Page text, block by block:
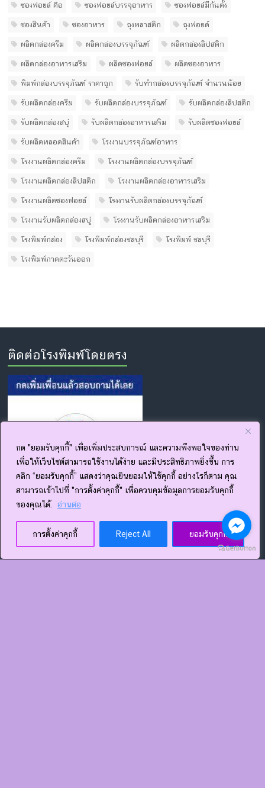
กด "ยอมรับคุกกี้" เพื่อเพิ่มประสบการณ์ และความพึงพอใจของท่าน
เพื่อให้เว็บไซต์สามารถใช้งานได้ง่าย และมีประสิทธิภาพยิ่งขึ้น การ
คลิก “ยอมรับคุกกี้” แสดงว่าคุณยินยอมให้ใช้คุกกี้ อย่างไรก็ตาม คุณ
สามารถเข้าไปที่ "การตั้งค่าคุกกี้" เพื่อควบคุมข้อมูลการยอมรับคุกกี้
ของคุณได้.
อ่านต่อ
การตั้งค่าคุกกี้ Reject All ยอมรับคุกกี้
ซองฟอยล์ คือ ซองฟอยล์บรรจุอาหาร ซองฟอยล์มีก้นตั้ง
ซองสินค้า ซองอาหาร ถุงพลาสติก ถุงฟอยด์
ผลิตกล่องครีม ผลิตกล่องบรรจุภัณฑ์ ผลิตกล่องลิปสติก
ผลิตกล่องอาหารเสริม ผลิตซองฟอยล์ ผลิตซองอาหาร
พิมพ์กล่องบรรจุภัณฑ์ ราคาถูก รับทํากล่องบรรจุภัณฑ์ จํานวนน้อย
รับผลิตกล่องครีม รับผลิตกล่องบรรจุภัณฑ์ รับผลิตกล่องลิปสติก
รับผลิตกล่องสบู่ รับผลิตกล่องอาหารเสริม รับผลิตซองฟอยล์
รับผลิตหลอดสินค้า โรงงานบรรจุภัณฑ์อาหาร
โรงงานผลิตกล่องครีม โรงงานผลิตกล่องบรรจุภัณฑ์
โรงงานผลิตกล่องลิปสติก โรงงานผลิตกล่องอาหารเสริม
โรงงานผลิตซองฟอยล์ โรงงานรับผลิตกล่องบรรจุภัณฑ์
โรงงานรับผลิตกล่องสบู่ โรงงานรับผลิตกล่องอาหารเสริม
โรงพิมพ์กล่อง โรงพิมพ์กล่องชลบุรี โรงพิมพ์ ชลบุรี
โรงพิมพ์ภาคตะวันออก
ติดต่อโรงพิมพ์โดยตรง